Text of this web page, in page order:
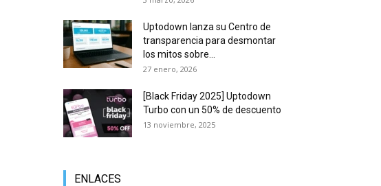
Uptodown lanza su Centro de
transparencia para desmontar
los mitos sobre...
27 enero, 2026
[Black Friday 2025] Uptodown
Turbo con un 50% de descuento
13 noviembre, 2025
ENLACES